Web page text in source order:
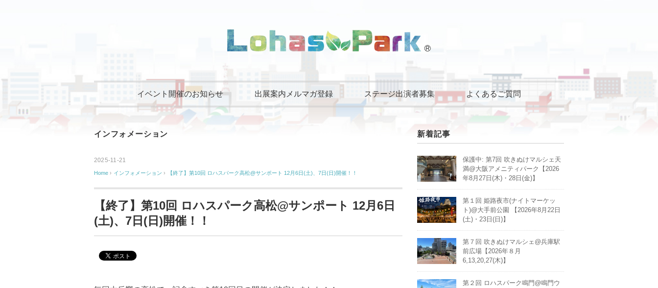
イベント開催のお知らせ 出展案内メルマガ登録 ステージ出演者募集 よくあるご質問
インフォメーション
2025-11-21
Home › インフォメーション › 【終了】第10回 ロハスパーク高松@サンポート 12月6日(土)、7日(日)開催！！
【終了】第10回 ロハスパーク高松@サンポート 12月6日
(土)、7日(日)開催！！
新着記事
保護中: 第7回 吹きぬけマルシェ天
満@大阪アメニティパーク【2026
年8月27日(木)・28日(金)】
第１回 姫路夜市(ナイトマーケッ
ト)@大手前公園 【2026年8月22日
(土)・23日(日)】
第７回 吹きぬけマルシェ@兵庫駅
前広場【2026年８月
6,13,20,27(木)】
第２回 ロハスパーク鳴門@鳴門ウ